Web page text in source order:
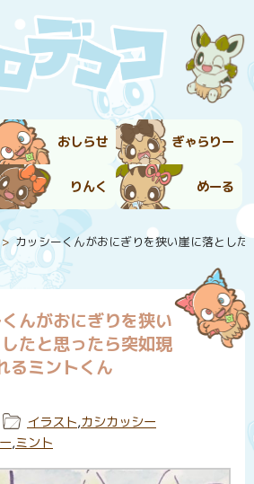
おしらせ ぎゃらりー
りんく めーる
カッシーくんがおにぎりを狭い崖に落とし
んがおにぎりを狭い
たと思ったら突如現
るミントくん
カテゴリー:
イラスト,カシカッシー
,ミント